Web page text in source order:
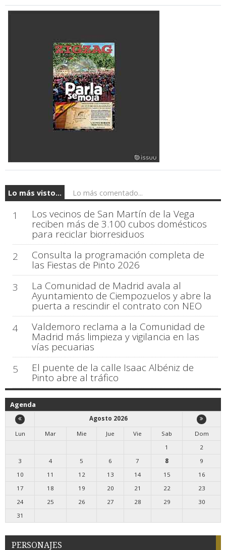
Lo más visto... Lo más comentado...
1 Los vecinos de San Martín de la Vega
reciben más de 3.100 cubos domésticos
para reciclar biorresiduos
2
Consulta la programación completa de
las Fiestas de Pinto 2026
3
La Comunidad de Madrid avala al
Ayuntamiento de Ciempozuelos y abre la
puerta a rescindir el contrato con NEO
4
Valdemoro reclama a la Comunidad de
Madrid más limpieza y vigilancia en las
vías pecuarias
5
El puente de la calle Isaac Albéniz de
Pinto abre al tráfico
Agenda
Agosto 2026
Lun
Mar Mie Jue Vie Sab
Dom
1
2
3
4 5 6 7 8
9
10
11 12 13 14 15
16
17
18 19 20 21 22
23
24
25 26 27 28 29
30
31
PERSONAJES